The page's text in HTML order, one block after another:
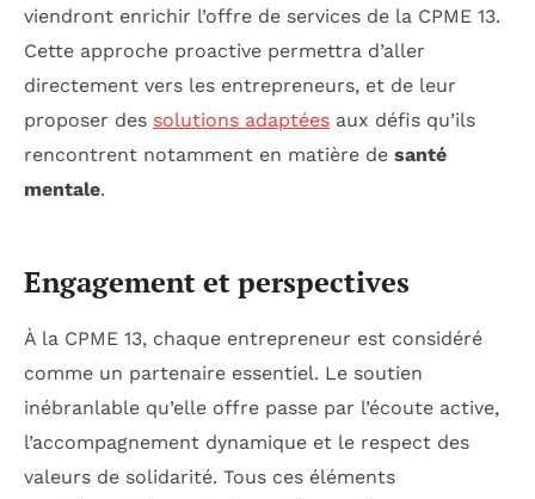
viendront enrichir l’offre de services de la CPME 13.
Cette approche proactive permettra d’aller
directement vers les entrepreneurs, et de leur
proposer des solutions adaptées aux défis qu’ils
rencontrent notamment en matière de santé
mentale.
Engagement et perspectives
À la CPME 13, chaque entrepreneur est considéré
comme un partenaire essentiel. Le soutien
inébranlable qu’elle offre passe par l’écoute active,
l’accompagnement dynamique et le respect des
valeurs de solidarité. Tous ces éléments